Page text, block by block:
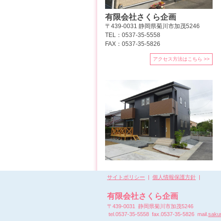
有限会社さくら企画
〒439-0031 静岡県菊川市加茂5246
TEL：0537-35-5558
FAX：0537-35-5826
アクセス方法はこちら >>
サイトポリシー | 個人情報保護方針 |
有限会社さくら企画
〒439-0031 静岡県菊川市加茂5246
tel.0537-35-5558 fax.0537-35-5826 mail.